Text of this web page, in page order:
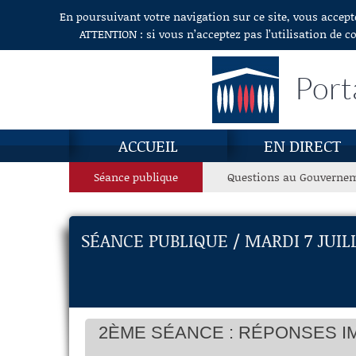
Aller au contenuEn poursuivant votre navigation sur ce site, vous
ATTENTION : si vous n’acceptez pas l’utilisation
ACCUEIL EN DIRECT
Séance publique Questions au
SÉANCE PUBLIQUE / MARDI 7
2ÈME SÉANCE : RÉPONSES